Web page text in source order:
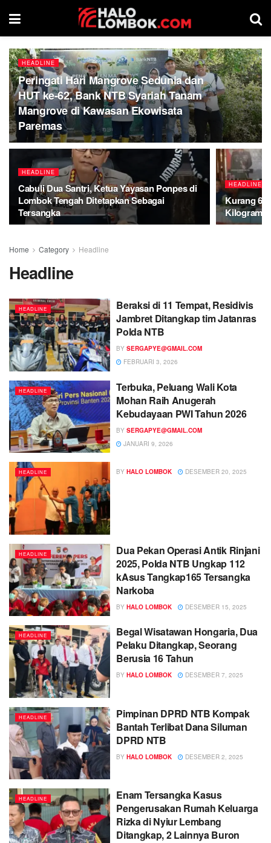
HEADLINE
Peringati Hari Mangrove Sedunia dan
HUT ke-62, Bank NTB Syariah Tanam
Mangrove di Kawasan Ekowisata
Paremas
HEADLINE
Cabuli Dua Santri, Ketua Yayasan Ponpes di
Lombok Tengah Ditetapkan Sebagai
Tersangka
HEADLINE
Kurang 60
Kilogram
Home Category Headline
Headline
HEADLINE
Beraksi di 11 Tempat, Residivis
Jambret Ditangkap tim Jatanras
Polda NTB
BY SERGAPYE@GMAIL.COM
FEBRUARI 3, 2026
HEADLINE
Terbuka, Peluang Wali Kota
Mohan Raih Anugerah
Kebudayaan PWI Tahun 2026
BY SERGAPYE@GMAIL.COM
JANUARI 9, 2026
HEADLINE BY HALO LOMBOK DESEMBER 20, 2025
HEADLINE
Dua Pekan Operasi Antik Rinjani
2025, Polda NTB Ungkap 112
kAsus Tangkap165 Tersangka
Narkoba
BY HALO LOMBOK DESEMBER 15, 2025
HEADLINE
Begal Wisatawan Hongaria, Dua
Pelaku Ditangkap, Seorang
Berusia 16 Tahun
BY HALO LOMBOK DESEMBER 7, 2025
HEADLINE
Pimpinan DPRD NTB Kompak
Bantah Terlibat Dana Siluman
DPRD NTB
BY HALO LOMBOK DESEMBER 2, 2025
HEADLINE
Enam Tersangka Kasus
Pengerusakan Rumah Keluarga
Rizka di Nyiur Lembang
Ditangkap, 2 Lainnya Buron